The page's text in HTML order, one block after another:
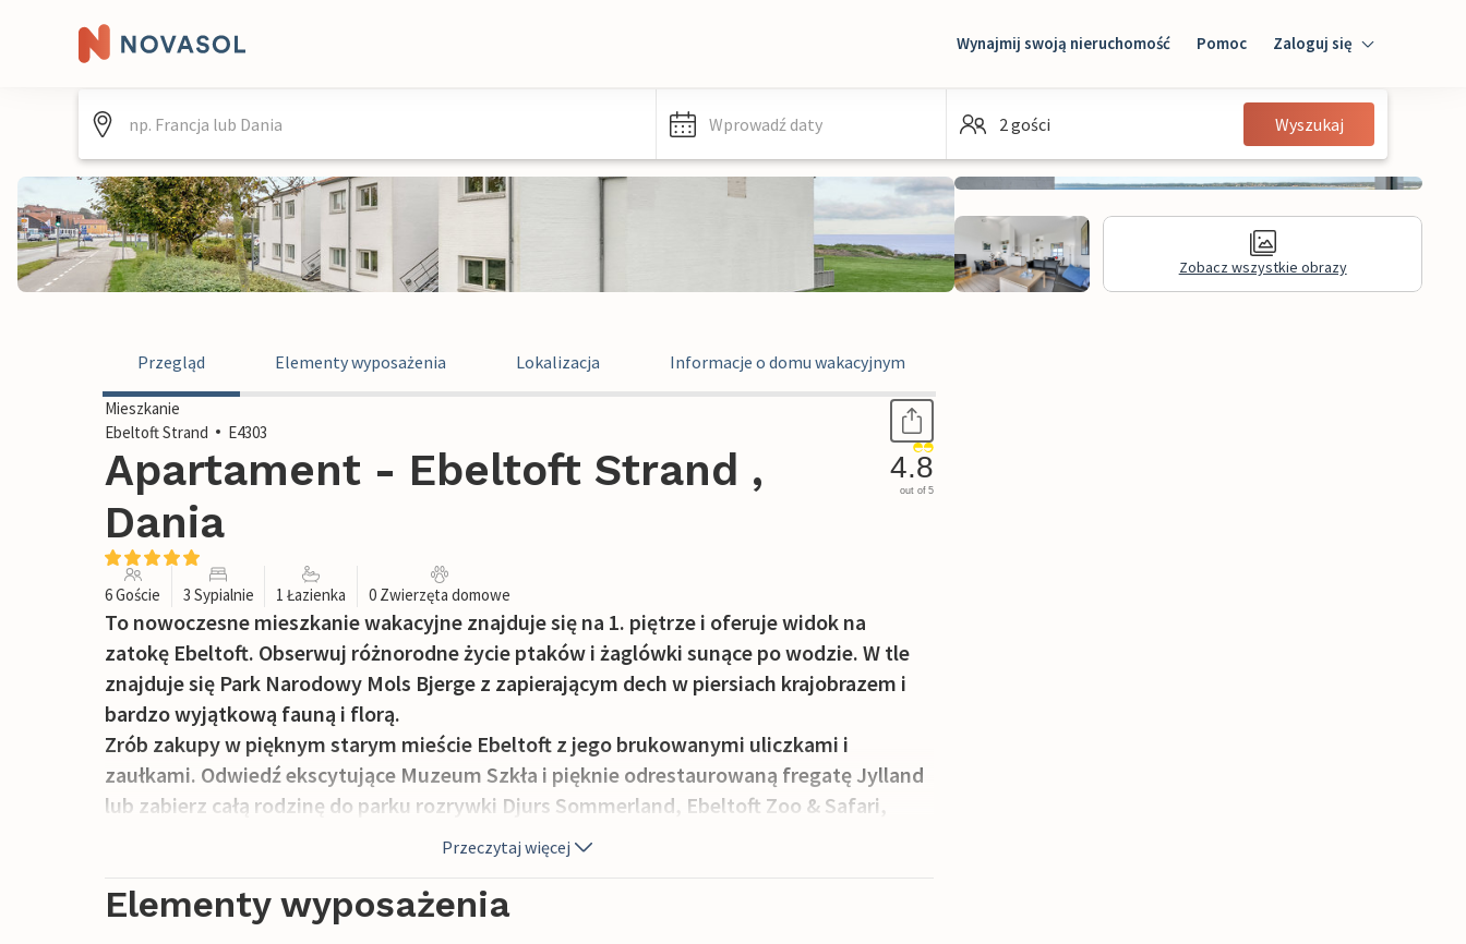
Wynajmij swoją nieruchomość Pomoc Zaloguj się
Zaloguj się
Gość
Wprowadź daty 2 gości Wyszukaj
Zobacz wszystkie obrazy
Przegląd Elementy wyposażenia Lokalizacja Informacje o domu wakacyjnym
Mieszkanie
Ebeltoft Strand
E4303
Apartament - Ebeltoft Strand ,
Dania
4.8
out of 5
6 Goście 3 Sypialnie 1 Łazienka 0 Zwierzęta domowe
To nowoczesne mieszkanie wakacyjne znajduje się na 1. piętrze i oferuje widok na
zatokę Ebeltoft. Obserwuj różnorodne życie ptaków i żaglówki sunące po wodzie. W tle
znajduje się Park Narodowy Mols Bjerge z zapierającym dech w piersiach krajobrazem i
bardzo wyjątkową fauną i florą.
Zrób zakupy w pięknym starym mieście Ebeltoft z jego brukowanymi uliczkami i
zaułkami. Odwiedź ekscytujące Muzeum Szkła i pięknie odrestaurowaną fregatę Jylland
lub zabierz całą rodzinę do parku rozrywki Djurs Sommerland, Ebeltoft Zoo & Safari,
parku zwierząt Skandinavisk Dyrepark lub fantastycznego akwarium morskiego
Przeczytaj więcej
Elementy wyposażenia